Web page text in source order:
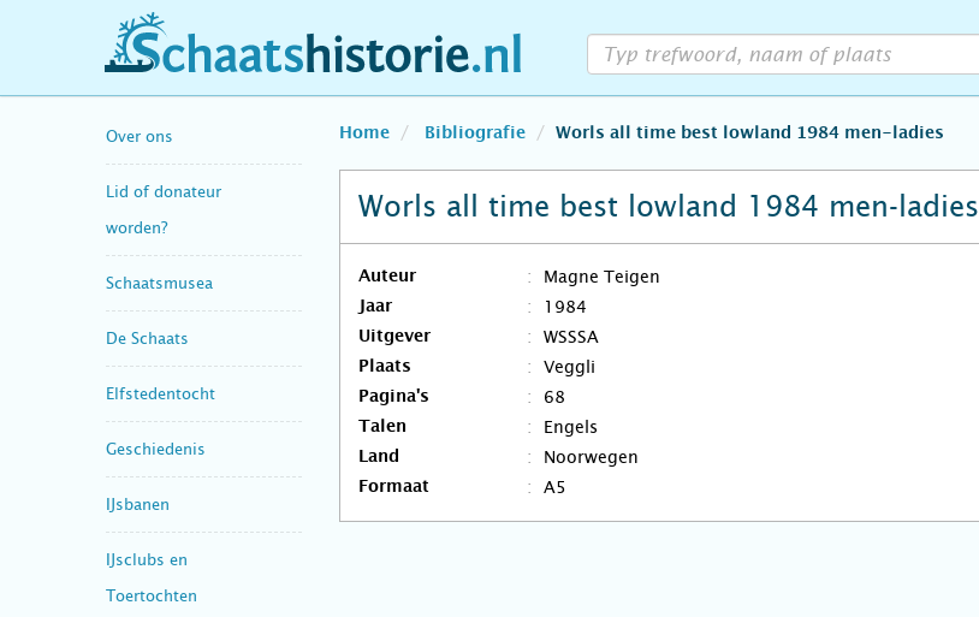
schaatshistorie.nl
Over ons
Lid of donateur
worden?
Schaatsmusea
De Schaats
Elfstedentocht
Geschiedenis
IJsbanen
IJsclubs en
Toertochten
Home Bibliografie Worls all time best lowland 1984 men-ladies
Worls all time best lowland 1984 men-ladies
Auteur Magne Teigen
Jaar 1984
Uitgever WSSSA
Plaats Veggli
Pagina's 68
Talen Engels
Land Noorwegen
Formaat A5